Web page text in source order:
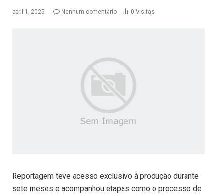
abril 1, 2025 Nenhum comentário 0 Visitas
Reportagem teve acesso exclusivo à produção durante
sete meses e acompanhou etapas como o processo de